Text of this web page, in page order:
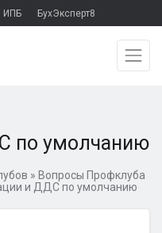
ИПБ БухЭксперт8
по умолчанию
» Вопросы Профклуба
и ДДС по умолчанию